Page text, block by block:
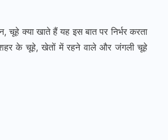
क्या खाते हैं यह इस बात पर निर्भर करता
शहर के चूहे, खेतों में रहने वाले और जंगली चूहे